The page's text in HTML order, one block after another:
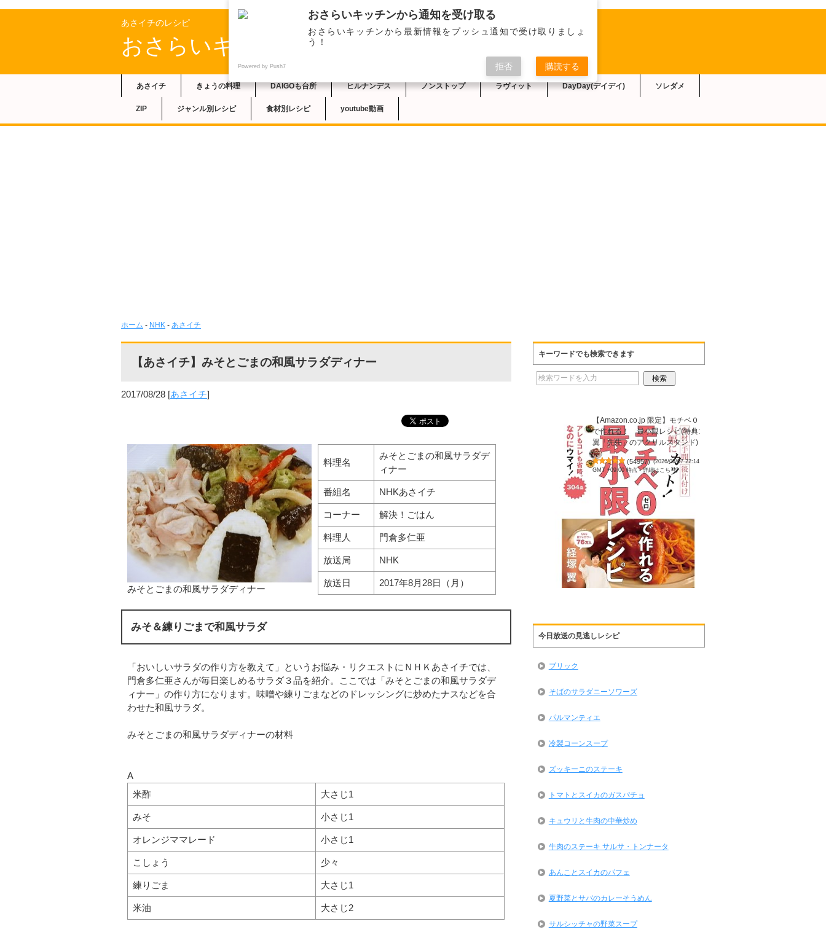
あさイチのレシピ
おさらいキッチン
あさイチ きょうの料理 DAIGOも台所 ヒルナンデス ノンストップ ラヴィット DayDay(デイデイ) ソレダメ
ZIP ジャンル別レシピ 食材別レシピ youtube動画
ホーム - NHK - あさイチ
【あさイチ】みそとごまの和風サラダディナー
2017/08/28 [あさイチ]
みそとごまの和風サラダディナー
料理名
みそとごまの和風サラダデ
ィナー
番組名 NHKあさイチ
コーナー 解決！ごはん
料理人 門倉多仁亜
放送局 NHK
放送日 2017年8月28日（月）
みそ＆練りごまで和風サラダ
「おいしいサラダの作り方を教えて」というお悩み・リクエストにＮＨＫあさイチでは、
門倉多仁亜さんが毎日楽しめるサラダ３品を紹介。ここでは「みそとごまの和風サラダデ
ィナー」の作り方になります。味噌や練りごまなどのドレッシングに炒めたナスなどを合
わせた和風サラダ。
みそとごまの和風サラダディナーの材料
A
米酢
大さじ1
みそ 小さじ1
オレンジママレード 小さじ1
こしょう 少々
練りごま 大さじ1
米油 大さじ2
キーワードでも検索できます
【Amazon.co.jp 限定】モチベ０
で作れる！ 最小限レシピ(特典:
翼「先生」のアクリルスタンド)
(54957) (2026/08/07 22:14
GMT +09:00 時点 -詳細はこちら)
今日放送の見逃しレシピ
ブリック
そばのサラダニーソワーズ
パルマンティエ
冷製コーンスープ
ズッキーニのステーキ
トマトとスイカのガスパチョ
キュウリと牛肉の中華炒め
牛肉のステーキ サルサ・トンナータ
あんことスイカのパフェ
夏野菜とサバのカレーそうめん
サルシッチャの野菜スープ
おさらいキッチンから通知を受け取る
おさらいキッチンから最新情報をプッシュ通知で受け取りましょ
う！
Powered by Push7 拒否 購読する